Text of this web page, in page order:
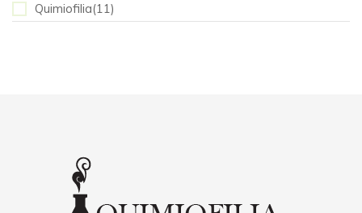
Quimiofilia(11)